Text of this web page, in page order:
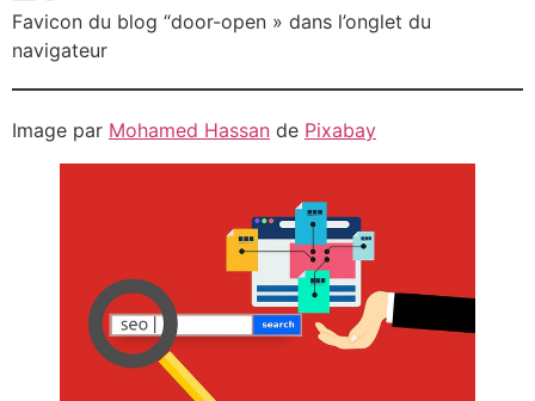
Favicon du blog “door-open » dans l’onglet du
navigateur
Image par Mohamed Hassan de Pixabay